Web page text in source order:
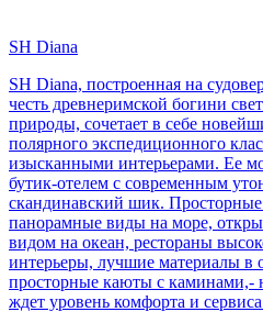
SH Diana
SH Diana, построенная на
честь древнеримской богини
природы, сочетает в себе
полярного экспедиционного
изысканными интерьерами. Ее
бутик-отелем с современным
скандинавский шик.
панорамные виды на море,
видом на океан, рестораны
интерьеры, лучшие материалы в
просторные каюты с каминами,-
ждет уровень комфорта и